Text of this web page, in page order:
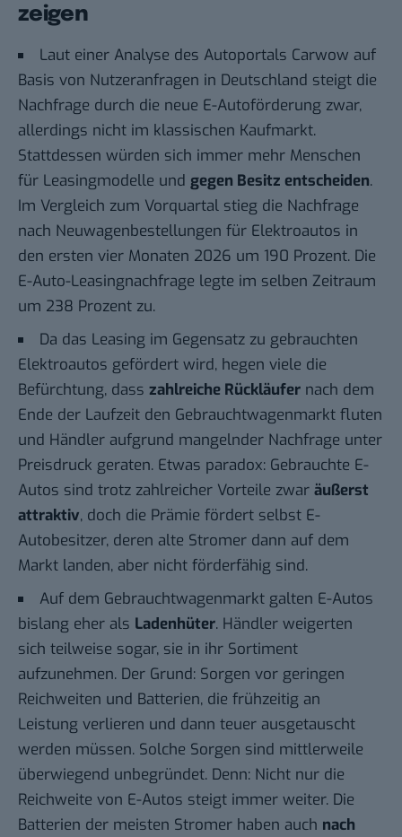
zeigen
Laut einer Analyse des Autoportals Carwow auf
Basis von Nutzeranfragen in Deutschland steigt die
Nachfrage durch die neue E-Autoförderung zwar,
allerdings nicht im klassischen Kaufmarkt.
Stattdessen würden sich immer mehr Menschen
für Leasingmodelle und gegen Besitz entscheiden.
Im Vergleich zum Vorquartal stieg die Nachfrage
nach Neuwagenbestellungen für Elektroautos in
den ersten vier Monaten 2026 um 190 Prozent. Die
E-Auto-Leasingnachfrage legte im selben Zeitraum
um 238 Prozent zu.
Da das Leasing im Gegensatz zu gebrauchten
Elektroautos gefördert wird, hegen viele die
Befürchtung, dass zahlreiche Rückläufer nach dem
Ende der Laufzeit den Gebrauchtwagenmarkt fluten
und Händler aufgrund mangelnder Nachfrage unter
Preisdruck geraten. Etwas paradox: Gebrauchte E-
Autos sind trotz zahlreicher Vorteile zwar äußerst
attraktiv, doch die Prämie fördert selbst E-
Autobesitzer, deren alte Stromer dann auf dem
Markt landen, aber nicht förderfähig sind.
Auf dem Gebrauchtwagenmarkt galten E-Autos
bislang eher als Ladenhüter. Händler weigerten
sich teilweise sogar, sie in ihr Sortiment
aufzunehmen. Der Grund: Sorgen vor geringen
Reichweiten und Batterien, die frühzeitig an
Leistung verlieren und dann teuer ausgetauscht
werden müssen. Solche Sorgen sind mittlerweile
überwiegend unbegründet. Denn: Nicht nur die
Reichweite von E-Autos steigt immer weiter. Die
Batterien der meisten Stromer haben auch nach